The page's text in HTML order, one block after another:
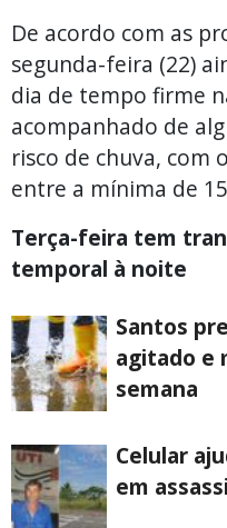
De acordo com as
segunda-feira (22)
dia de tempo firme
acompanhado de
risco de chuva, com
entre a mínima de
Terça-feira tem
temporal à noite
Santos
agitado e
semana
Celular
em